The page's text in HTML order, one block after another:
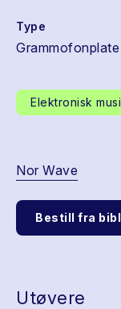
Type
Grammofonplate
Elektronisk
Nor Wave
Bestill fra
Utøvere